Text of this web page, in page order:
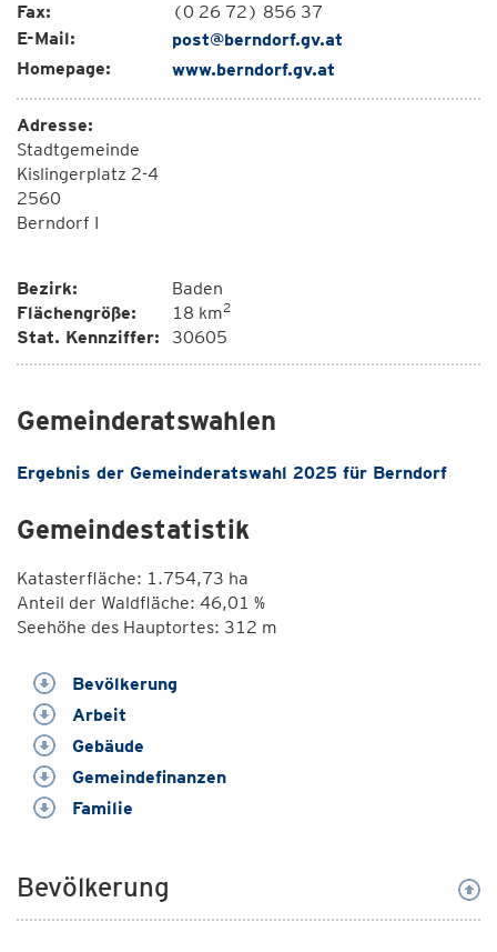
Fax:
(0 26 72) 856 37
E-Mail:
post@berndorf.gv.at
Homepage:
www.berndorf.gv.at
Adresse:
Stadtgemeinde
Kislingerplatz 2-4
2560
Berndorf I
Bezirk:
Baden
Flächengröße:
18 km2
Stat. Kennziffer: 30605
Gemeinderatswahlen
Ergebnis der Gemeinderatswahl 2025 für Berndorf
Gemeindestatistik
Katasterfläche: 1.754,73 ha
Anteil der Waldfläche: 46,01 %
Seehöhe des Hauptortes: 312 m
Bevölkerung
Arbeit
Gebäude
Gemeindefinanzen
Familie
Bevölkerung